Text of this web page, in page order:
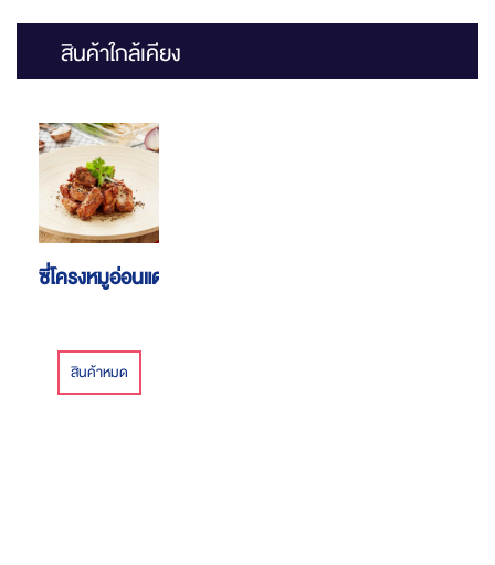
สินค้าใกล้เคียง
ซี่โครงหมูอ่อนแดดเดียว
สินค้าหมด